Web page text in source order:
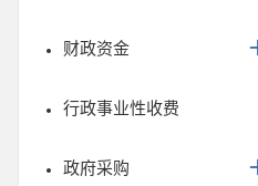
财政资金
行政事业性收费
政府采购